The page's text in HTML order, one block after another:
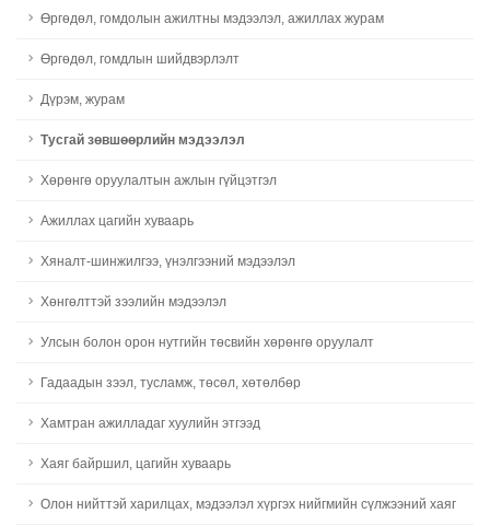
Өргөдөл, гомдолын ажилтны мэдээлэл, ажиллах журам
Өргөдөл, гомдлын шийдвэрлэлт
Дүрэм, журам
Тусгай зөвшөөрлийн мэдээлэл
Хөрөнгө оруулалтын ажлын гүйцэтгэл
Ажиллах цагийн хуваарь
Хяналт-шинжилгээ, үнэлгээний мэдээлэл
Хөнгөлттэй зээлийн мэдээлэл
Улсын болон орон нутгийн төсвийн хөрөнгө оруулалт
Гадаадын зээл, тусламж, төсөл, хөтөлбөр
Хамтран ажилладаг хуулийн этгээд
Хаяг байршил, цагийн хуваарь
Олон нийттэй харилцах, мэдээлэл хүргэх нийгмийн сүлжээний хаяг